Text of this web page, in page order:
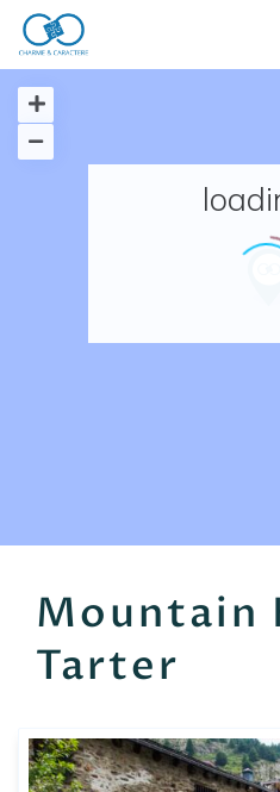
Accueil
Nos adresses en
Mountain
Tarter